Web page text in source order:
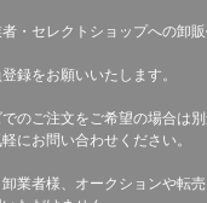
・セレクトショップへの卸
録をお願いいたします。
のご注文をご希望の場合は
にお問い合わせください。
業者様、オークションや転